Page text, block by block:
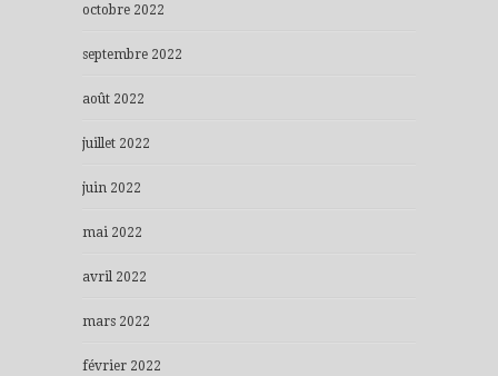
octobre 2022
septembre 2022
août 2022
juillet 2022
juin 2022
mai 2022
avril 2022
mars 2022
février 2022